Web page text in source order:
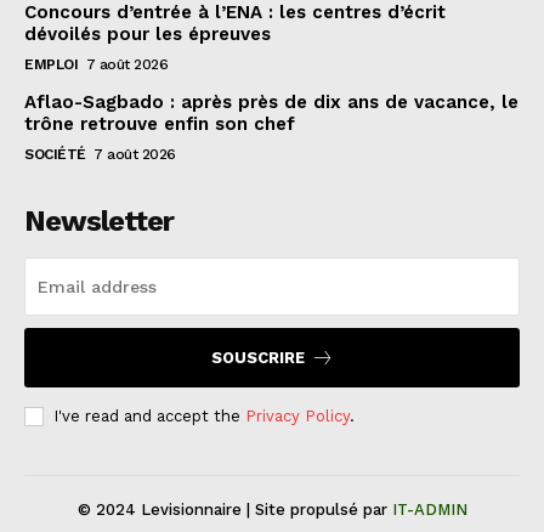
Concours d’entrée à l’ENA : les centres d’écrit
dévoilés pour les épreuves
EMPLOI 7 août 2026
Aflao-Sagbado : après près de dix ans de vacance, le
trône retrouve enfin son chef
SOCIÉTÉ 7 août 2026
Newsletter
SOUSCRIRE
I've read and accept the Privacy Policy.
© 2024 Levisionnaire | Site propulsé par IT-ADMIN